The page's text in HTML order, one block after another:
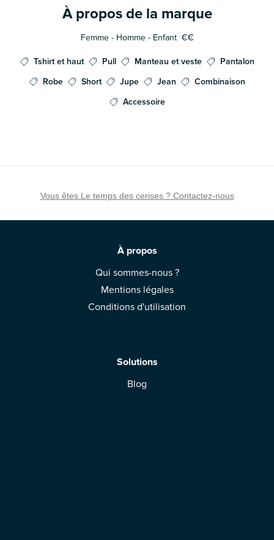
À propos de la marque
Femme - Homme - Enfant €€
Tshirt et haut Pull Manteau et veste
Pantalon
Robe
Short Jupe Jean
Combinaison
Accessoire
Vous êtes Le temps des cerises ? Contactez-nous
À propos
Qui sommes-nous ?
Mentions légales
Conditions d'utilisation
Solutions
Blog